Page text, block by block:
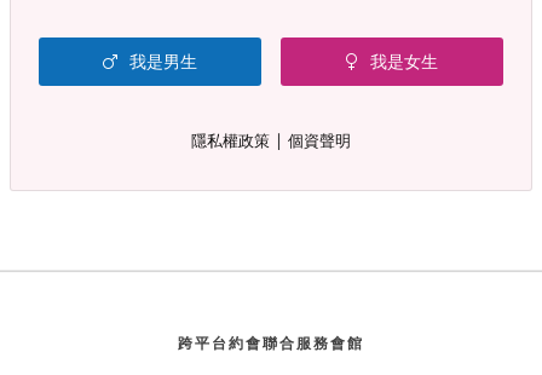
我是男生 我是女生
隱私權政策 ∣ 個資聲明
跨平台約會聯合服務會館